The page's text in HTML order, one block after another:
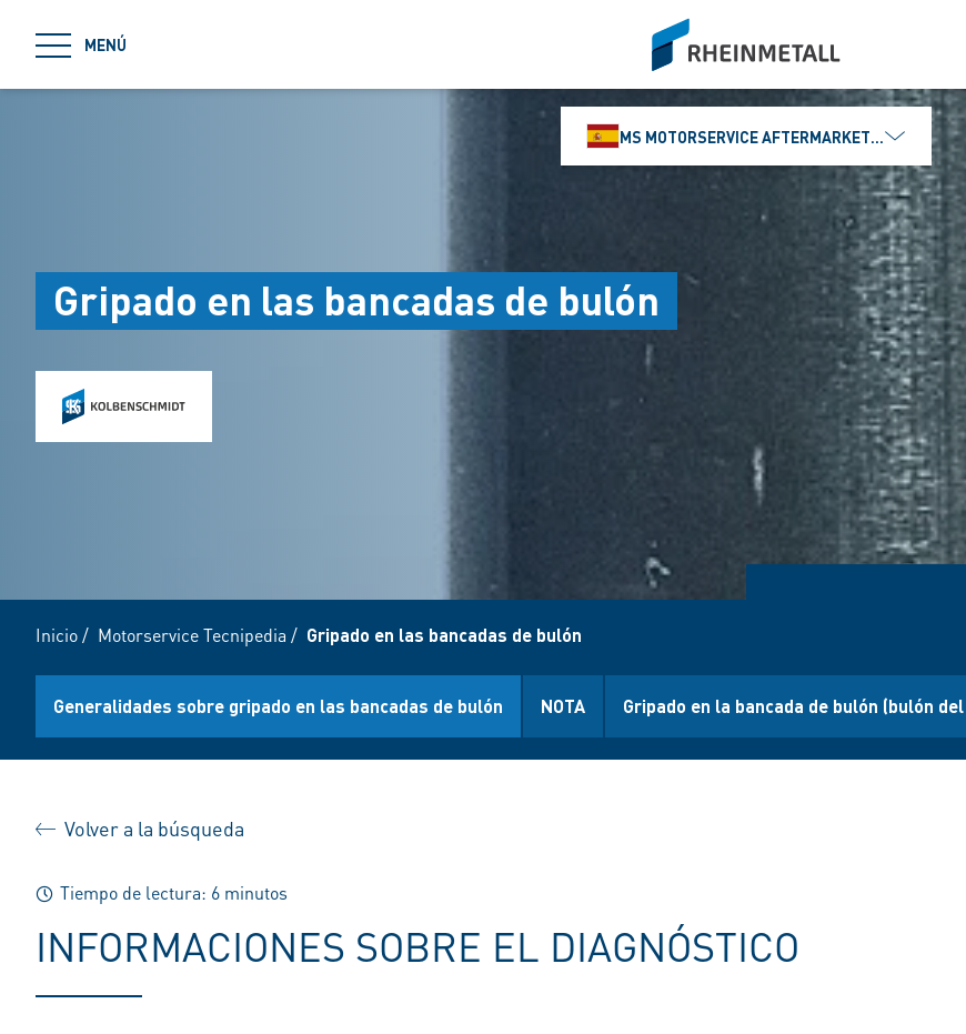
MENÚ
siteLogo
MS MOTORSERVICE AFTERMARKET IBÉRICA, S.L
Gripado en las bancadas de bulón
Inicio/ Motorservice Tecnipedia / Gripado en las bancadas de bulón
Generalidades sobre gripado en las bancadas de bulón NOTA Gripado en la bancada de bulón (bulón
Volver a la búsqueda
Tiempo de lectura: 6 minutos
INFORMACIONES SOBRE EL DIAGNÓSTICO